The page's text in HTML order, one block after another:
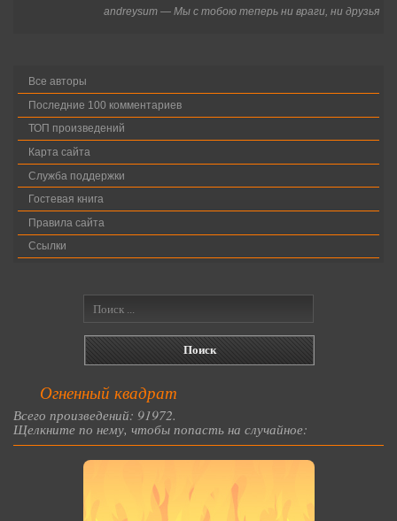
andreysum — Мы с тобою теперь ни враги, ни друзья
Все авторы
Последние 100 комментариев
ТОП произведений
Карта сайта
Служба поддержки
Гостевая книга
Правила сайта
Ссылки
Огненный квадрат
Всего произведений: 91972.
Щелкните по нему, чтобы попасть на случайное: